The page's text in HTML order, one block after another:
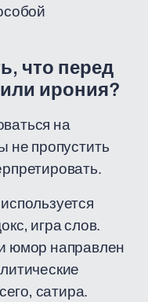
что перед
ирония?
на
не пропустить
игра слов.
юмор направлен
сатира.